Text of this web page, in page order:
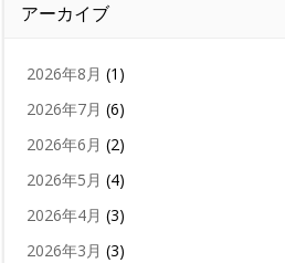
アーカイブ
2026年8月 (1)
2026年7月 (6)
2026年6月 (2)
2026年5月 (4)
2026年4月 (3)
2026年3月 (3)